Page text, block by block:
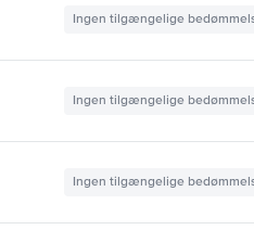
Ingen tilgængelige
Ingen tilgængelige
Ingen tilgængelige